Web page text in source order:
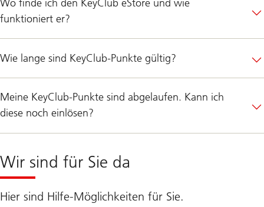
Wo finde ich den KeyClub eStore und wie
funktioniert er?
Wie lange sind KeyClub-Punkte gültig?
Meine KeyClub-Punkte sind abgelaufen. Kann ich
diese noch einlösen?
Wir sind für Sie da
Hier sind Hilfe-Möglichkeiten für Sie.